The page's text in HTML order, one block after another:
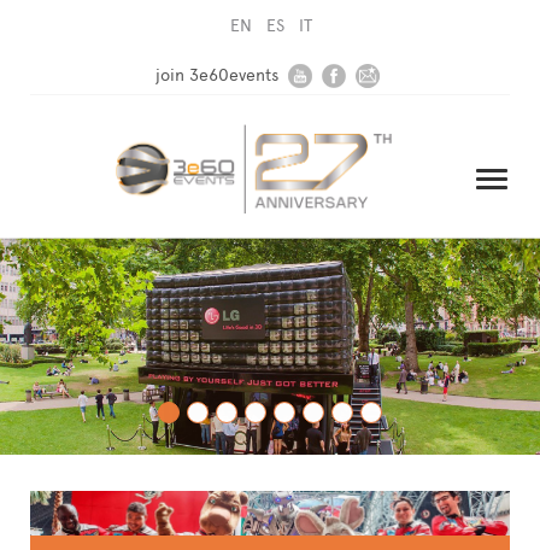
EN ES IT
join 3e60events
HOME
AZIENDA
SOLUZIONI
MEDIA
NEWSLETTER
CONTATTI